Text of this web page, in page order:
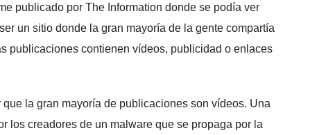
publicado por The Information donde se podía ver
un sitio donde la gran mayoría de la gente compartía
publicaciones contienen vídeos, publicidad o enlaces
la gran mayoría de publicaciones son vídeos. Una
los creadores de un malware que se propaga por la